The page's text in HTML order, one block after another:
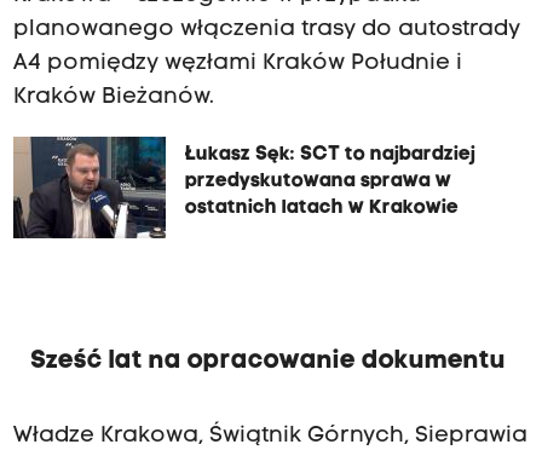
planowanego włączenia trasy do autostrady
A4 pomiędzy węzłami Kraków Południe i
Kraków Bieżanów.
Łukasz Sęk: SCT to najbardziej
przedyskutowana sprawa w
ostatnich latach w Krakowie
Sześć lat na opracowanie dokumentu
Władze Krakowa, Świątnik Górnych, Sieprawia